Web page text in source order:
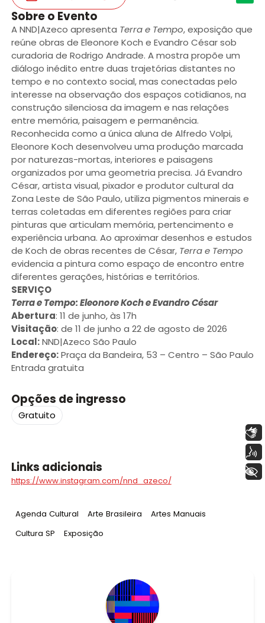
Sobre o Evento
A NND|Azeco apresenta Terra e Tempo, exposição que
reúne obras de Eleonore Koch e Evandro César sob
curadoria de Rodrigo Andrade. A mostra propõe um
diálogo inédito entre duas trajetórias distantes no
tempo e no contexto social, mas conectadas pelo
interesse na observação dos espaços cotidianos, na
construção silenciosa da imagem e nas relações
entre memória, paisagem e permanência.
Reconhecida como a única aluna de Alfredo Volpi,
Eleonore Koch desenvolveu uma produção marcada
por naturezas-mortas, interiores e paisagens
organizados por uma geometria precisa. Já Evandro
César, artista visual, pixador e produtor cultural da
Zona Leste de São Paulo, utiliza pigmentos minerais e
terras coletadas em diferentes regiões para criar
pinturas que articulam memória, pertencimento e
experiência urbana. Ao aproximar desenhos e estudos
de Koch de obras recentes de César, Terra e Tempo
evidencia a pintura como espaço de encontro entre
diferentes gerações, histórias e territórios.
SERVIÇO
Terra e Tempo: Eleonore Koch e Evandro César
Abertura: 11 de junho, às 17h
Visitação: de 11 de junho a 22 de agosto de 2026
Local:NND|Azeco São Paulo
Endereço:Praça da Bandeira, 53 – Centro – São Paulo
Entrada gratuita
Opções de ingresso
Gratuito
Links adicionais
https://www.instagram.com/nnd_azeco/
Tag:
Agenda Cultural Tag:
Arte Brasileira Tag:
Artes Manuais
Tag:
Cultura SP Tag:
Exposição